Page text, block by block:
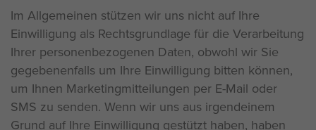
Im Allgemeinen stützen wir uns nicht auf Ihre
Einwilligung als Rechtsgrundlage für die Verarbeitung
Ihrer personenbezogenen Daten, obwohl wir Sie
gegebenenfalls um Ihre Einwilligung bitten können,
um Ihnen Marketingmitteilungen per E-Mail oder
SMS zu senden. Wenn wir uns aus irgendeinem
Grund auf Ihre Einwilligung gestützt haben, haben